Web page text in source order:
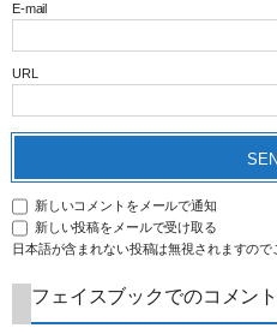
E-mail
URL
新しいコメントをメールで通知
新しい投稿をメールで受け取る
日本語が含まれない投稿は無視されますので
フェイスブックでのコメント